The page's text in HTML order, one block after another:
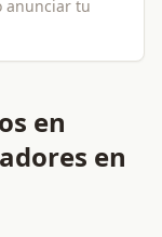
anunciar tu
en
en